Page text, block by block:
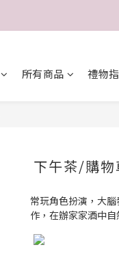
所有商品 禮物
下午茶/購物
常玩角色扮演，大
作，在辦家家酒中